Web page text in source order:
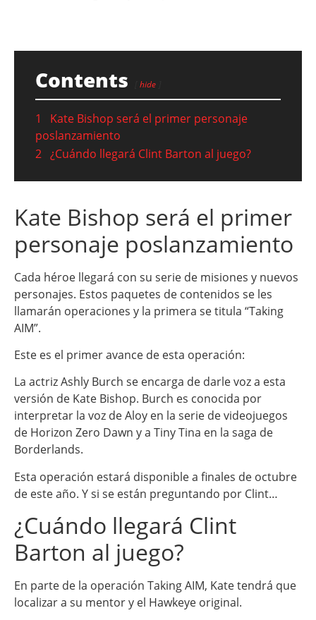
Contents hide
1
Kate Bishop será el primer personaje
poslanzamiento
2 ¿Cuándo llegará Clint Barton al juego?
Kate Bishop será el primer
personaje poslanzamiento
Cada héroe llegará con su serie de misiones y nuevos
personajes. Estos paquetes de contenidos se les
llamarán operaciones y la primera se titula “Taking
AIM”.
Este es el primer avance de esta operación:
La actriz Ashly Burch se encarga de darle voz a esta
versión de Kate Bishop. Burch es conocida por
interpretar la voz de Aloy en la serie de videojuegos
de Horizon Zero Dawn y a Tiny Tina en la saga de
Borderlands.
Esta operación estará disponible a finales de octubre
de este año. Y si se están preguntando por Clint…
¿Cuándo llegará Clint
Barton al juego?
En parte de la operación Taking AIM, Kate tendrá que
localizar a su mentor y el Hawkeye original.